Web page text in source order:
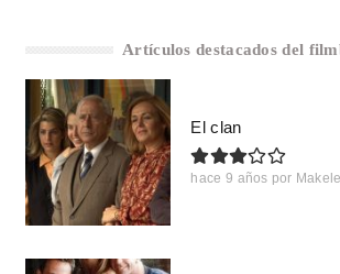
Artículos destacados del
El clan
hace 9 años por